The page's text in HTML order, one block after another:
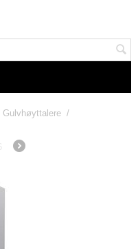
Gulvhøyttalere /